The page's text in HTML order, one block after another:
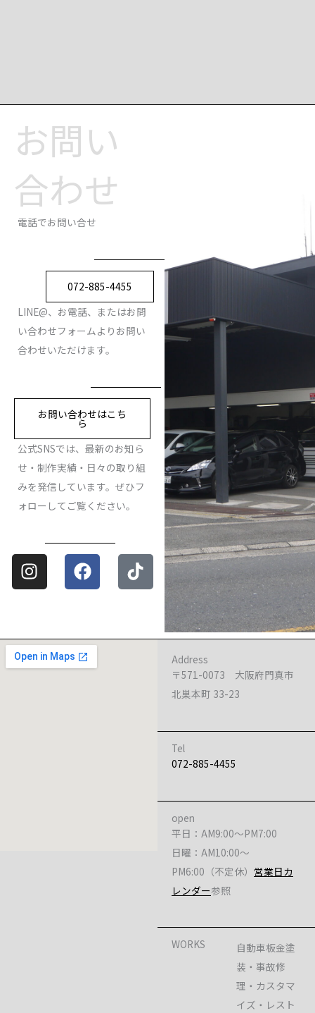
お問い
合わせ
電話でお問い合せ
072-885-4455
LINE@、お電話、またはお問
い合わせフォームよりお問い
合わせいただけます。
お問い合わせはこち
ら
公式SNSでは、最新のお知ら
せ・制作実績・日々の取り組
みを発信しています。ぜひフ
ォローしてご覧ください。
InstagramFacebookTiktok
Address
〒571-0073 大阪府門真市
北巣本町 33-23
Tel
072-885-4455
open
平日：AM9:00～PM7:00
日曜：AM10:00～
PM6:00（不定休） 営業日カ
レンダー参照
WORKS
自動車板金塗
装・事故修
理・カスタマ
イズ・レスト